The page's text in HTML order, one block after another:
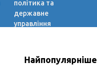
політика та
державне
управління
Найпопулярніше